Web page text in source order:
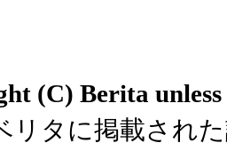
(C) Berita
リタに掲載され